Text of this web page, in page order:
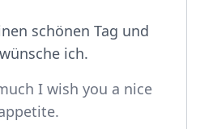
schönen Tag und
ich.
I wish you a nice